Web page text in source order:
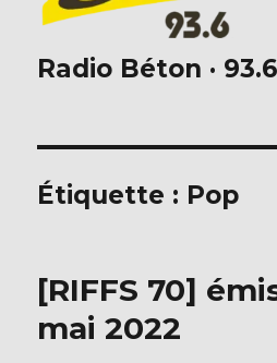
Radio Béton ·
Étiquette : Pop
[RIFFS 70]
mai 2022